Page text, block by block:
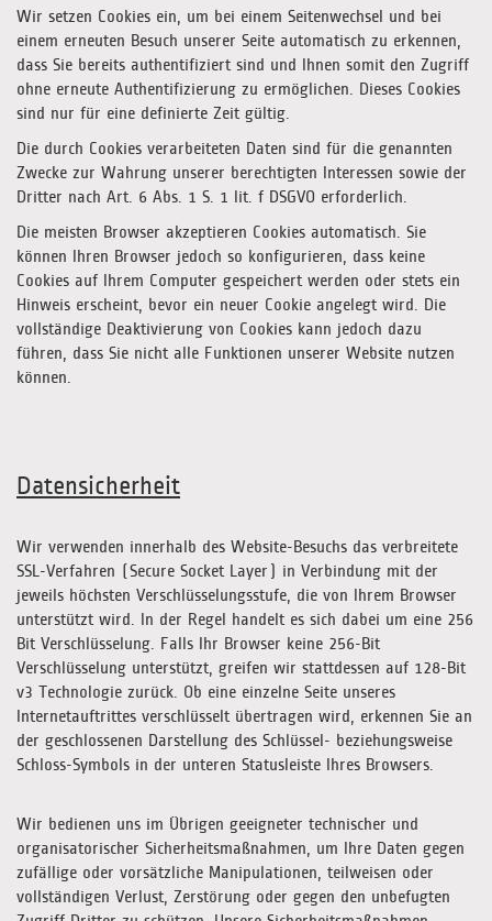
Wir setzen Cookies ein, um bei einem Seitenwechsel und bei
einem erneuten Besuch unserer Seite automatisch zu erkennen,
dass Sie bereits authentifiziert sind und Ihnen somit den Zugriff
ohne erneute Authentifizierung zu ermöglichen. Dieses Cookies
sind nur für eine definierte Zeit gültig.
Die durch Cookies verarbeiteten Daten sind für die genannten
Zwecke zur Wahrung unserer berechtigten Interessen sowie der
Dritter nach Art. 6 Abs. 1 S. 1 lit. f DSGVO erforderlich.
Die meisten Browser akzeptieren Cookies automatisch. Sie
können Ihren Browser jedoch so konfigurieren, dass keine
Cookies auf Ihrem Computer gespeichert werden oder stets ein
Hinweis erscheint, bevor ein neuer Cookie angelegt wird. Die
vollständige Deaktivierung von Cookies kann jedoch dazu
führen, dass Sie nicht alle Funktionen unserer Website nutzen
können.
Datensicherheit
Wir verwenden innerhalb des Website-Besuchs das verbreitete
SSL-Verfahren (Secure Socket Layer) in Verbindung mit der
jeweils höchsten Verschlüsselungsstufe, die von Ihrem Browser
unterstützt wird. In der Regel handelt es sich dabei um eine 256
Bit Verschlüsselung. Falls Ihr Browser keine 256-Bit
Verschlüsselung unterstützt, greifen wir stattdessen auf 128-Bit
v3 Technologie zurück. Ob eine einzelne Seite unseres
Internetauftrittes verschlüsselt übertragen wird, erkennen Sie an
der geschlossenen Darstellung des Schlüssel- beziehungsweise
Schloss-Symbols in der unteren Statusleiste Ihres Browsers.
Wir bedienen uns im Übrigen geeigneter technischer und
organisatorischer Sicherheitsmaßnahmen, um Ihre Daten gegen
zufällige oder vorsätzliche Manipulationen, teilweisen oder
vollständigen Verlust, Zerstörung oder gegen den unbefugten